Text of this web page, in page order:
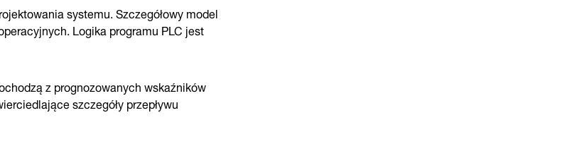
systemu. Szczegółowy model
Logika programu PLC jest
z prognozowanych wskaźników
szczegóły przepływu